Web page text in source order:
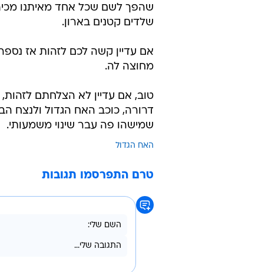
שהפך לשם שכל אחד מאיתנו
שלדים קטנים בארון.
אם עדיין קשה לכם לזהות אז
מחוצה לה.
טוב, אם עדיין לא הצלחתם
דרורה, כוכב האח הגדול ולנצח
שמישהו פה עבר שינוי משמעותי.
האח הגדול
טרם התפרסמו תגובות